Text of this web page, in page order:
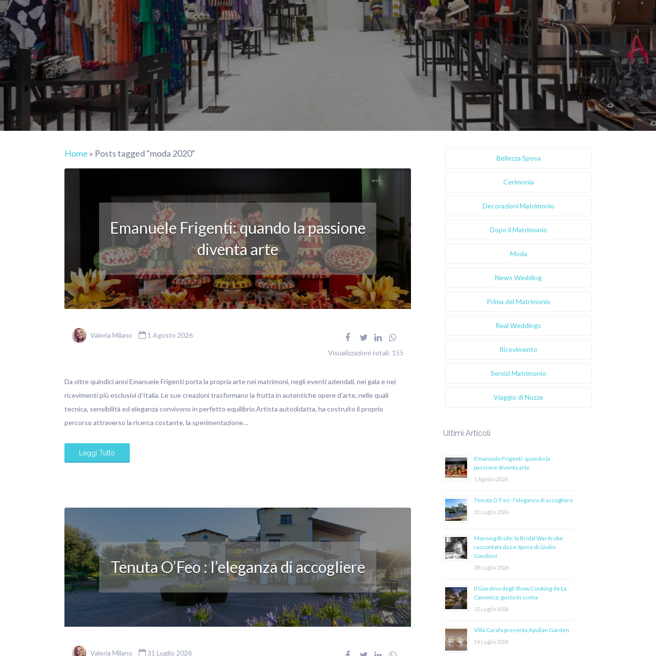
Home » Posts tagged "moda 2020"
Emanuele Frigenti: quando la passione
diventa arte
Valeria Milano 1 Agosto 2026
Visualizzazioni totali: 155
Da oltre quindici anni Emanuele Frigenti porta la propria arte nei matrimoni, negli eventi aziendali, nei gala e nei
ricevimenti più esclusivi d’Italia. Le sue creazioni trasformano la frutta in autentiche opere d’arte, nelle quali
tecnica, sensibilità ed eleganza convivono in perfetto equilibrio.Artista autodidatta, ha costruito il proprio
percorso attraverso la ricerca costante, la sperimentazione…
Leggi Tutto
Tenuta O’Feo : l’eleganza di accogliere
Valeria Milano 31 Luglio 2026
Bellezza Sposa
Cerimonia
Decorazioni Matrimonio
Dopo il Matrimonio
Moda
News Wedding
Prima del Matrimonio
Real Weddings
Ricevimento
Servizi Matrimonio
Viaggio di Nozze
Ultimi Articoli
Emanuele Frigenti: quando la
passione diventa arte
1 Agosto 2026
Tenuta O’Feo : l’eleganza di accogliere
31 Luglio 2026
Morning Bride: la Bridal Wardrobe
raccontata da Le Spose di Giulio
Gaudiosi
28 Luglio 2026
Il Giardino degli Show Cooking de La
Canonica: gusto in scena
22 Luglio 2026
Villa Carafa presenta Apulian Garden
14 Luglio 2026